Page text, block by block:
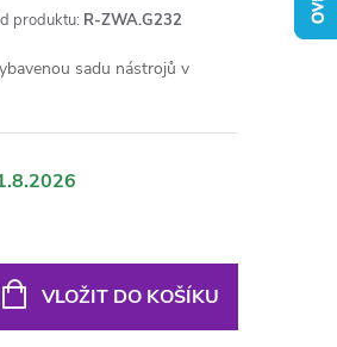
produktu: R-ZWA.G232
sadu nástrojů v
VLOŽIT DO KOŠÍKU